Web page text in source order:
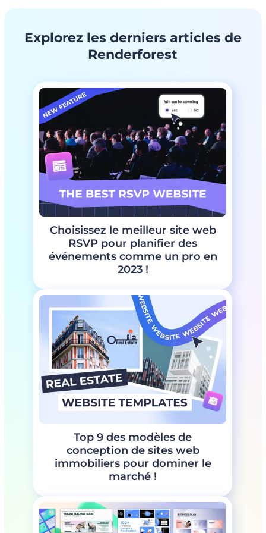
Ajoutez le nom du célébrant
Prévisualisez le design final
Téléchargez le modèle et partagez-le avec le célébrant
Explorez les derniers articles de
Renderforest
Choisissez le meilleur site web
RSVP pour planifier des
événements comme un pro en
2023 !
Top 9 des modèles de
conception de sites web
immobiliers pour dominer le
marché !